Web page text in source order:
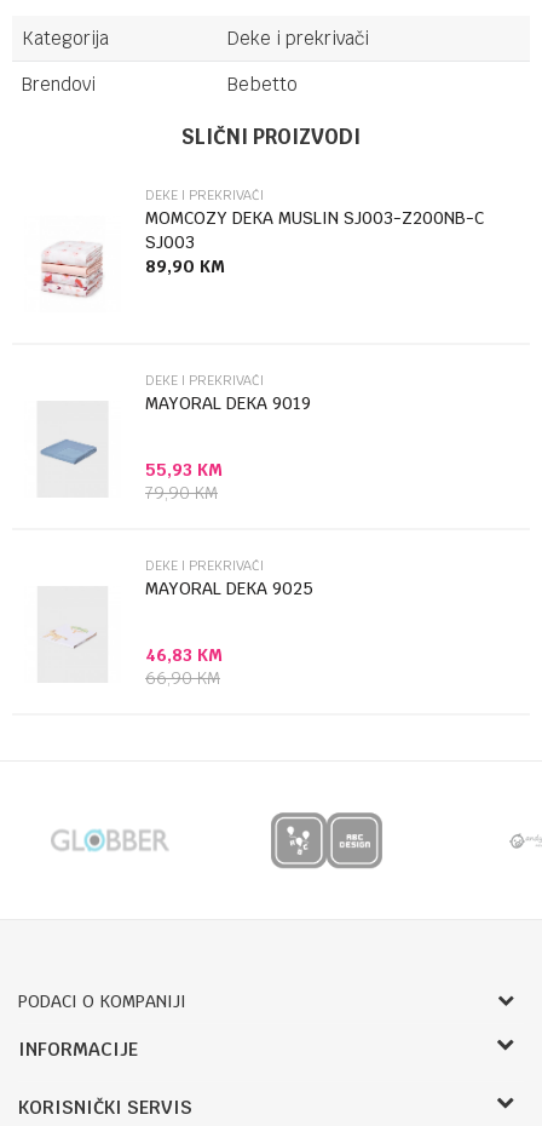
Kategorija
Deke i prekrivači
Brendovi
Bebetto
Poruka
Anti-spam zaštita - izračunajte koliko je 2 + 3 :
SLIČNI PROIZVODI
DEKE I PREKRIVAČI
MOMCOZY DEKA MUSLIN SJ003-Z200NB-C
SJ003
89,90 KM
DEKE I PREKRIVAČI
MAYORAL DEKA 9019
55,93 KM
79,90KM
DEKE I PREKRIVAČI
MAYORAL DEKA 9025
46,83 KM
66,90KM
PODACI O KOMPANIJI
Bojprom d.o.o.
Pave Radana 16
INFORMACIJE
O nama
KORISNIČKI SERVIS